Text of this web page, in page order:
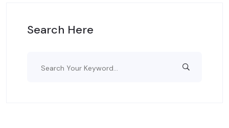
Search Here